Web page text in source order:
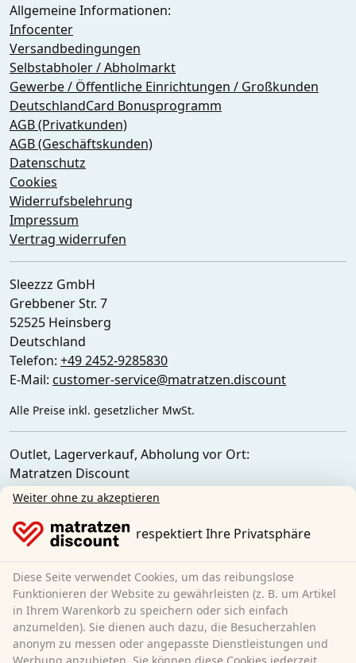
Allgemeine Informationen:
Infocenter
Versandbedingungen
Selbstabholer / Abholmarkt
Gewerbe / Öffentliche Einrichtungen / Großkunden
DeutschlandCard Bonusprogramm
AGB (Privatkunden)
AGB (Geschäftskunden)
Datenschutz
Cookies
Widerrufsbelehrung
Impressum
Vertrag widerrufen
Sleezzz GmbH
Grebbener Str. 7
52525 Heinsberg
Deutschland
Telefon: +49 2452-9285830
E-Mail: customer-service@matratzen.discount
Alle Preise inkl. gesetzlicher MwSt.
Outlet, Lagerverkauf, Abholung vor Ort:
Matratzen Discount
Ferdinand-Porsche-Str. 4
Deutschland
Weiter ohne zu akzeptieren
respektiert Ihre Privatsphäre
Diese Seite verwendet Cookies, um das reibungslose
Funktionieren der Website zu gewährleisten (z. B. um Artikel
in Ihrem Warenkorb zu speichern oder sich einfach
anzumelden). Sie dienen auch dazu, die Besucherzahlen
anonym zu messen oder angepasste Dienstleistungen und